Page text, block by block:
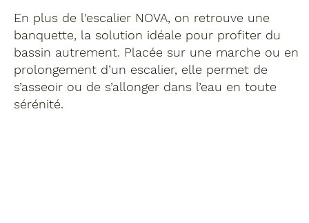
En plus de l'escalier NOVA, on retrouve une
banquette, la solution idéale pour profiter du
bassin autrement. Placée sur une marche ou en
prolongement d’un escalier, elle permet de
s’asseoir ou de s’allonger dans l’eau en toute
sérénité.